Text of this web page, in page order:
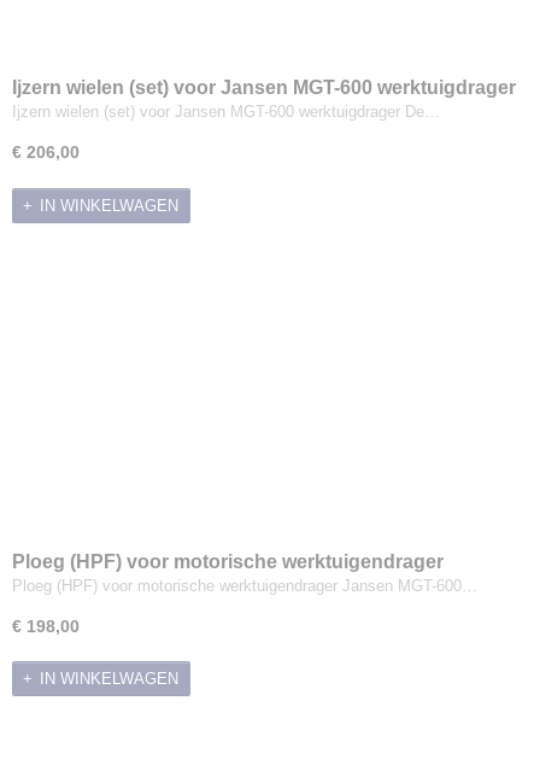
Ijzern wielen (set) voor Jansen MGT-600 werktuigdrager
Ijzern wielen (set) voor Jansen MGT-600 werktuigdrager De…
€ 206,00
IN WINKELWAGEN
Ploeg (HPF) voor motorische werktuigendrager
Jansen MGT-600
Ploeg (HPF) voor motorische werktuigendrager Jansen MGT-600…
€ 198,00
IN WINKELWAGEN